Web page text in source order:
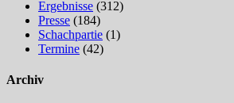
Ergebnisse (312)
Presse (184)
Schachpartie (1)
Termine (42)
Archiv